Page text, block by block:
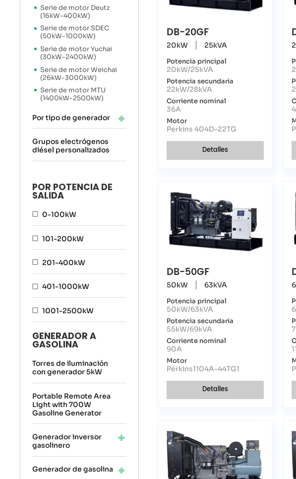
DB-20GF
20kW 25kVA
Potencia principal
20kW/25kVA
Potencia secundaria
22kW/28kVA
Corriente nominal
36A
Motor
Perkins 404D-22TG
Detalles
DB-50GF
50kW 63kVA
Potencia principal
50kW/63kVA
Potencia secundaria
55kW/69kVA
Corriente nominal
90A
Motor
Perkins1104A-44TG1
Detalles
Serie de motor Deutz
(16kW-400kW)
Serie de motor SDEC
(50kW-1000kW)
Serie de motor Yuchai
(30kW-2400kW)
Serie de motor Weichai
(26kW-3000kW)
Serie de motor MTU
(1400kW-2500kW)
Por tipo de generador
Grupos electrógenos
diésel personalizados
POR POTENCIA DE
SALIDA
0-100kW
101-200kW
201-400kW
401-1000kW
1001-2500kW
GENERADOR A
GASOLINA
Torres de iluminación
con generador 5kW
Portable Remote Area
Light with 700W
Gasoline Generator
Generador inversor
gasolinero
Generador de gasolina